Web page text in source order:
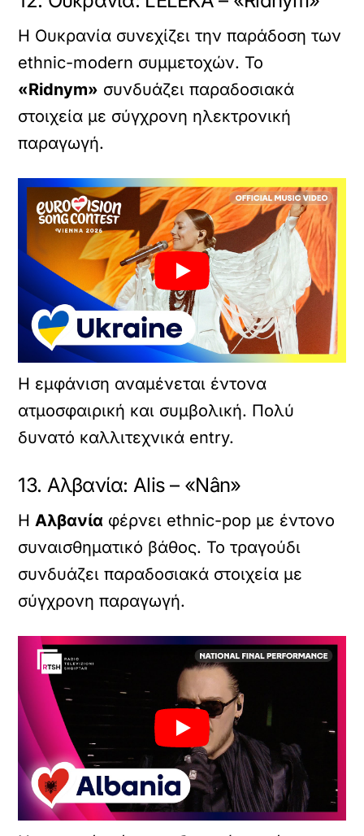
Η Ουκρανία συνεχίζει την παράδοση των
ethnic-modern συμμετοχών. Το
«Ridnym» συνδυάζει παραδοσιακά
στοιχεία με σύγχρονη ηλεκτρονική
παραγωγή.
Η εμφάνιση αναμένεται έντονα
ατμοσφαιρική και συμβολική. Πολύ
δυνατό καλλιτεχνικά entry.
13. Αλβανία: Alis – «Nân»
ΗΑλβανία φέρνει ethnic-pop με έντονο
συναισθηματικό βάθος. Το τραγούδι
συνδυάζει παραδοσιακά στοιχεία με
σύγχρονη παραγωγή.